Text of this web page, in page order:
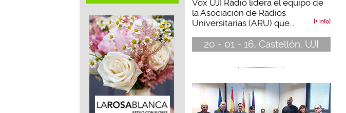
Vox UJI Ràdio lidera el equipo de
la Asociación de Radios
Universitarias (ARU) que...
[+ info]
20 - 01 - 16, Castellón. UJI